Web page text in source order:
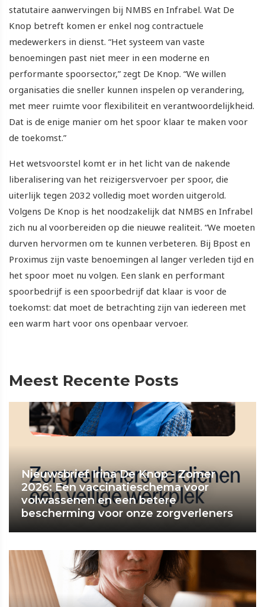
statutaire aanwervingen bij NMBS en Infrabel. Wat De
Knop betreft komen er enkel nog contractuele
medewerkers in dienst. “Het systeem van vaste
benoemingen past niet meer in een moderne en
performante spoorsector,” zegt De Knop. “We willen
organisaties die sneller kunnen inspelen op verandering,
met meer ruimte voor flexibiliteit en verantwoordelijkheid.
Dat is de enige manier om het spoor klaar te maken voor
de toekomst.”
Het wetsvoorstel komt er in het licht van de nakende
liberalisering van het reizigersvervoer per spoor, die
uiterlijk tegen 2032 volledig moet worden uitgerold.
Volgens De Knop is het noodzakelijk dat NMBS en Infrabel
zich nu al voorbereiden op die nieuwe realiteit. “We moeten
durven hervormen om te kunnen verbeteren. Bij Bpost en
Proximus zijn vaste benoemingen al langer verleden tijd en
het spoor moet nu volgen. Een slank en performant
spoorbedrijf is een spoorbedrijf dat klaar is voor de
toekomst: dat moet de betrachting zijn van iedereen met
een warm hart voor ons openbaar vervoer.
Meest Recente Posts
Nieuwsbrief Irina De Knop - Zomer
2026: Een vaccinatieschema voor
volwassenen en een betere
bescherming voor onze zorgverleners